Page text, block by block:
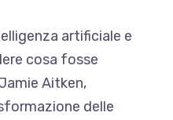
artificiale e
cosa fosse
Aitken,
delle